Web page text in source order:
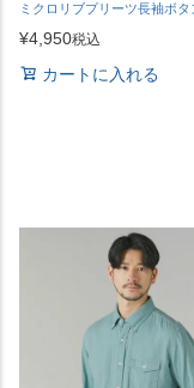
ミクロリブプリーツ長袖ボタ
¥4,950税込
カートに入れる